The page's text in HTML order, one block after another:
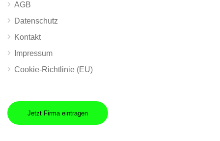
AGB
Datenschutz
Kontakt
Impressum
Cookie-Richtlinie (EU)
Jetzt Firma eintragen